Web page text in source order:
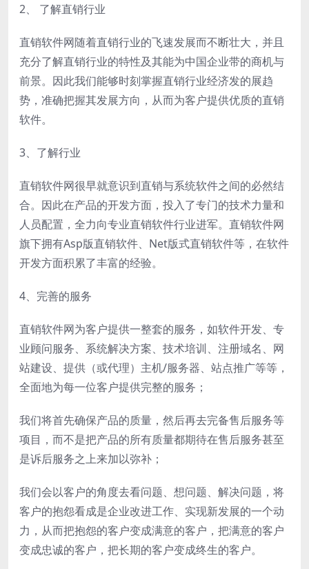
2、 了解直销行业
直销软件网随着直销行业的飞速发展而不断壮大，并且
充分了解直销行业的特性及其能为中国企业带的商机与
前景。因此我们能够时刻掌握直销行业经济发的展趋
势，准确把握其发展方向，从而为客户提供优质的直销
软件。
3、了解行业
直销软件网很早就意识到直销与系统软件之间的必然结
合。因此在产品的开发方面，投入了专门的技术力量和
人员配置，全力向专业直销软件行业进军。直销软件网
旗下拥有Asp版直销软件、Net版式直销软件等，在软件
开发方面积累了丰富的经验。
4、完善的服务
直销软件网为客户提供一整套的服务，如软件开发、专
业顾问服务、系统解决方案、技术培训、注册域名、网
站建设、提供（或代理）主机/服务器、站点推广等等，
全面地为每一位客户提供完整的服务；
我们将首先确保产品的质量，然后再去完备售后服务等
项目，而不是把产品的所有质量都期待在售后服务甚至
是诉后服务之上来加以弥补；
我们会以客户的角度去看问题、想问题、解决问题，将
客户的抱怨看成是企业改进工作、实现新发展的一个动
力，从而把抱怨的客户变成满意的客户，把满意的客户
变成忠诚的客户，把长期的客户变成终生的客户。